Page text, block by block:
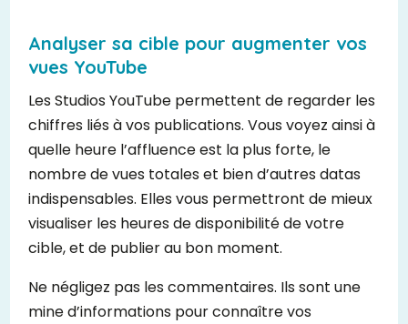
Analyser sa cible pour augmenter vos
vues YouTube
Les Studios YouTube permettent de regarder les
chiffres liés à vos publications. Vous voyez ainsi à
quelle heure l’affluence est la plus forte, le
nombre de vues totales et bien d’autres datas
indispensables. Elles vous permettront de mieux
visualiser les heures de disponibilité de votre
cible, et de publier au bon moment.
Ne négligez pas les commentaires. Ils sont une
mine d’informations pour connaître vos